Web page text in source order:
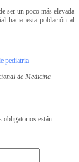
ser un poco más elevada
hacia esta población al
pediatría
de Medicina
obligatorios están